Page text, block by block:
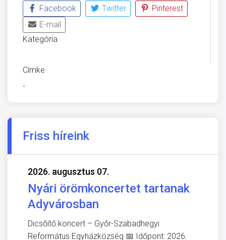
Facebook
Twitter
Pinterest
E-mail
Kategória
Címke
-
Friss híreink
2026. augusztus 07.
Nyári örömkoncertet tartanak
Adyvárosban
Dicsőítő koncert – Győr-Szabadhegyi
Református Egyházközség 📅 Időpont: 2026.